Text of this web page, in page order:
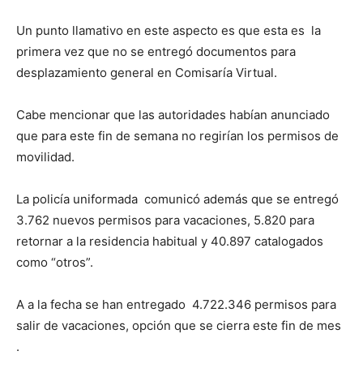
Un punto llamativo en este aspecto es que esta es la
primera vez que no se entregó documentos para
desplazamiento general en Comisaría Virtual.
Cabe mencionar que las autoridades habían anunciado
que para este fin de semana no regirían los permisos de
movilidad.
La policía uniformada comunicó además que se entregó
3.762 nuevos permisos para vacaciones, 5.820 para
retornar a la residencia habitual y 40.897 catalogados
como “otros”.
A a la fecha se han entregado 4.722.346 permisos para
salir de vacaciones, opción que se cierra este fin de mes
.